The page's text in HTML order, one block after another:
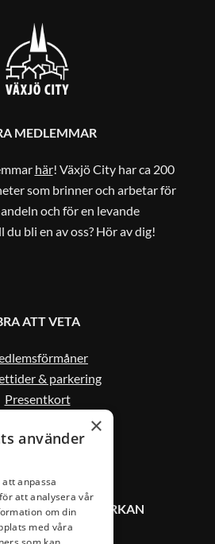
MEDLEMMAR
här! Växjö City har ca 200
som brinner och arbetar för
och för en levande
bli en av oss? Hör av dig!
ATT VETA
& parkering
Presentkort
CITYSAMVERKAN
×
använder
anpassa
att analysera vår
om din
med våra